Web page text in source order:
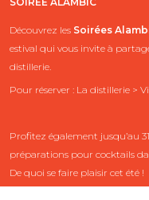
Découvrez les Soirées
estival qui vous invite à
distillerie.
Pour réserver : La distillerie >
Profitez également jusqu’au
préparations pour cocktails
De quoi se faire plaisir cet été !